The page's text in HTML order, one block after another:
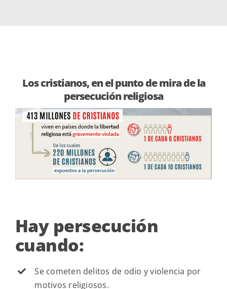
Los cristianos, en el punto de mira de la
persecución religiosa
Hay persecución
cuando:
Se cometen delitos de odio y violencia por
motivos religiosos.